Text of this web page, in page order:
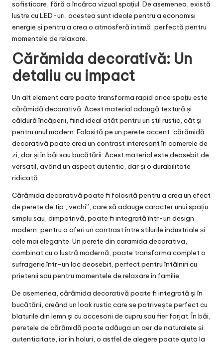
sofisticare, fără a încărca vizual spațiul. De asemenea, există
lustre cu LED-uri, acestea sunt ideale pentru a economisi
energie și pentru a crea o atmosferă intimă, perfectă pentru
momentele de relaxare.
Cărămida decorativă: Un
detaliu cu impact
Un alt element care poate transforma rapid orice spațiu este
cărămidă decorativă. Acest material adaugă textură și
căldură încăperii, fiind ideal atât pentru un stil rustic, cât și
pentru unul modern. Folosită pe un perete accent, cărămidă
decorativă poate crea un contrast interesant în camerele de
zi, dar și în băi sau bucătării. Acest material este deosebit de
versatil, având un aspect autentic, dar și o durabilitate
ridicată.
Cărămida decorativă poate fi folosită pentru a crea un efect
de perete de tip „vechi”, care să adauge caracter unui spațiu
simplu sau, dimpotrivă, poate fi integrată într-un design
modern, pentru a oferi un contrast între stilurile industriale și
cele mai elegante. Un perete din caramida decorativa,
combinat cu o lustră modernă, poate transforma complet o
sufragerie într-un loc deosebit, perfect pentru întâlniri cu
prietenii sau pentru momentele de relaxare în familie.
De asemenea, cărămida decorativă poate fi integrată și în
bucătării, creând un look rustic care se potrivește perfect cu
blaturile din lemn și cu accesorii de cupru sau fier forjat. În băi,
peretele de cărămidă poate adăuga un aer de naturalețe și
autenticitate, iar în holuri, o astfel de alegere poate ajuta la